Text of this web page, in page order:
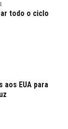
todo o ciclo
aos EUA para